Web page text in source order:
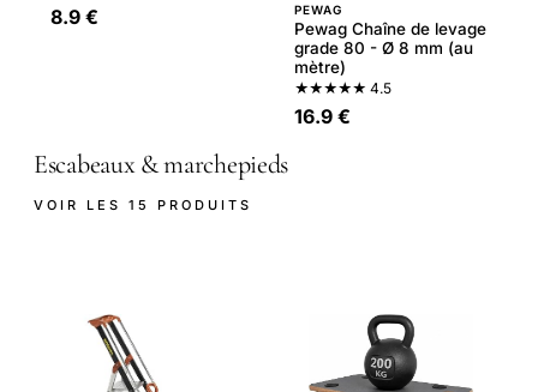
8.9 € PEWAG
Pewag Chaîne de levage
grade 80 - Ø 8 mm (au
mètre)
★★★★★ 4.5
16.9 €
Escabeaux & marchepieds
VOIR LES 15 PRODUITS